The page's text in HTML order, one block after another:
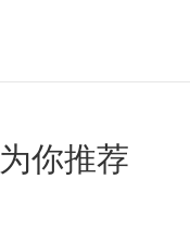
为你推荐